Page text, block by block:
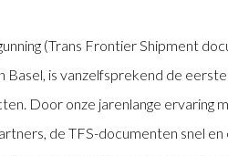
(Trans Frontier Shipment
Basel, is vanzelfsprekend de
Door onze jarenlange ervaring
de TFS-documenten snel